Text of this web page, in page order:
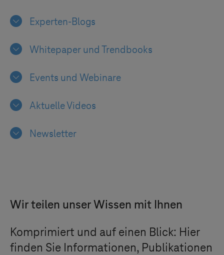
Experten-Blogs
Whitepaper und Trendbooks
Events und Webinare
Aktuelle Videos
Newsletter
Wir teilen unser Wissen mit Ihnen
Komprimiert und auf einen Blick: Hier
finden Sie Informationen, Publikationen